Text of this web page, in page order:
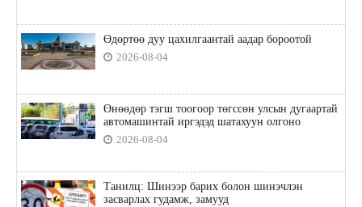
Өдөртөө дуу цахилгаантай аадар бороотой
2026-08-04
Өнөөдөр тэгш тоогоор төгссөн улсын дугаартай
автомашинтай иргэдэд шатахуун олгоно
2026-08-04
Танилц: Шинээр барих болон шинэчлэн
засварлах гудамж, замууд